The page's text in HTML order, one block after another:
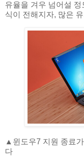
유율을 겨우 넘어설
식이 전해지자, 많은
▲​윈도우7 지원 종료
다